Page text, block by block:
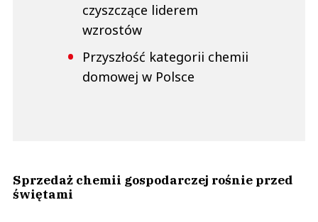
czyszczące liderem
wzrostów
Przyszłość kategorii chemii
domowej w Polsce
Sprzedaż chemii gospodarczej rośnie przed
świętami